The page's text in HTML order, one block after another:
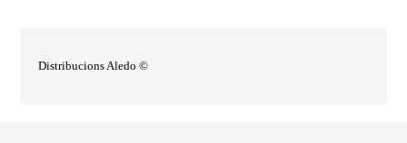
Distribucions Aledo ©